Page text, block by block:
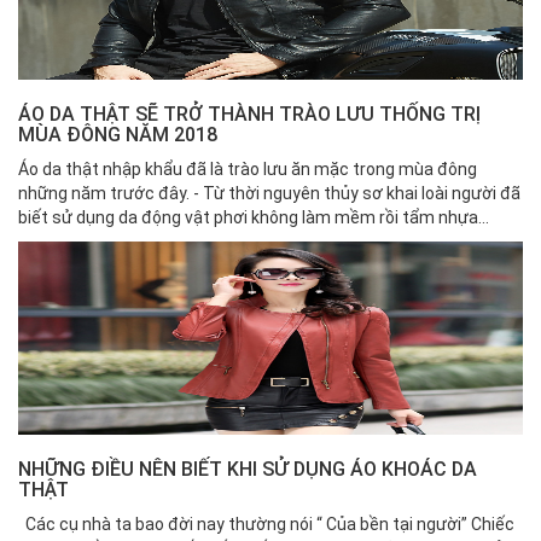
ÁO DA THẬT SẼ TRỞ THÀNH TRÀO LƯU THỐNG TRỊ
MÙA ĐÔNG NĂM 2018
Áo da thật nhập khẩu đã là trào lưu ăn mặc trong mùa đông
những năm trước đây. - Từ thời nguyên thủy sơ khai loài người đã
biết sử dụng da động vật phơi không làm mềm rồi tẩm nhựa...
NHỮNG ĐIỀU NÊN BIẾT KHI SỬ DỤNG ÁO KHOÁC DA
THẬT
Các cụ nhà ta bao đời nay thường nói “ Của bền tại người” Chiếc